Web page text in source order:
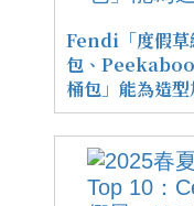
Fendi「度假草
包、Peekaboo
桶包」能為造型